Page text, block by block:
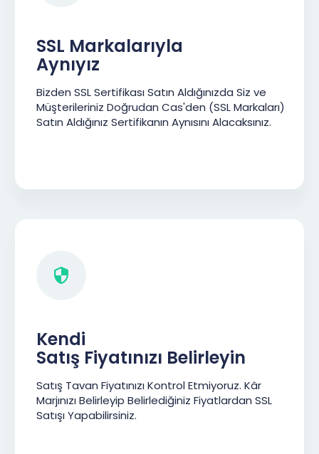
SSL Markalarıyla
Aynıyız
Bizden SSL Sertifikası Satın Aldığınızda Siz ve
Müşterileriniz Doğrudan Cas'den (SSL Markaları)
Satın Aldığınız Sertifikanın Aynısını Alacaksınız.
Kendi
Satış Fiyatınızı Belirleyin
Satış Tavan Fiyatınızı Kontrol Etmiyoruz. Kâr
Marjınızı Belirleyip Belirlediğiniz Fiyatlardan SSL
Satışı Yapabilirsiniz.